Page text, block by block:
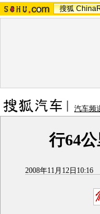
搜狐
汽车频
行64
2008年11月12日10:16